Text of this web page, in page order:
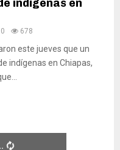
indígenas en
0 678
este jueves que un
indígenas en Chiapas,